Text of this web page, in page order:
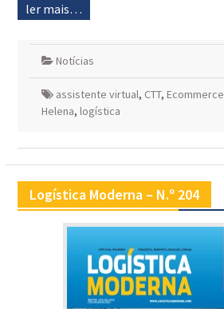
ler mais…
Notícias
assistente virtual, CTT, Ecommerce
Helena, logística
Logística Moderna – N.º 204